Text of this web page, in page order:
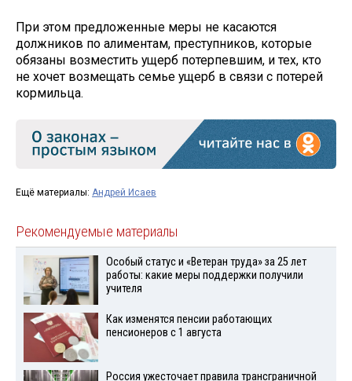
При этом предложенные меры не касаются
должников по алиментам, преступников, которые
обязаны возместить ущерб потерпевшим, и тех, кто
не хочет возмещать семье ущерб в связи с потерей
кормильца.
Ещё материалы: Андрей Исаев
Рекомендуемые материалы
Особый статус и «Ветеран труда» за 25 лет
работы: какие меры поддержки получили
учителя
Как изменятся пенсии работающих
пенсионеров с 1 августа
Россия ужесточает правила трансграничной